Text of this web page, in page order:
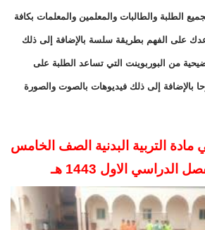
الطلبة والطالبات والمعلمين والمعلمات بكافة
على الفهم بطريقة سلسة بالإضافة إلى ذلك
من البوربوينت التي تساعد الطلبة على
بالإضافة إلى ذلك فيديوهات بالصوت والصورة
مادة التربية البدنية الصف الخامس
الدراسي الاول 1443 هـ